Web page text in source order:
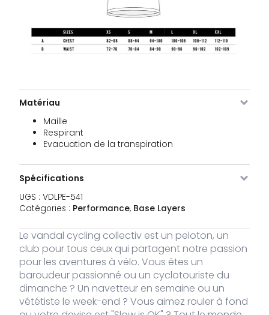
Matériau
Maille
Respirant
Evacuation de la transpiration
Spécifications
UGS : VDLPE-541
Catégories : Performance, Base Layers
Le vandal cycling collectiv est un peloton, un
club pour tous ceux qui partagent notre passion
pour les aventures à vélo. Vous êtes un
baroudeur passionné ou un cyclotouriste du
dimanche ? Un navetteur en semaine ou un
vététiste le week-end ? Vous aimez rouler à fond
VDLPE-
541-XS
XS 1 stock €
VDLPE-
541-S
S 2 stocks